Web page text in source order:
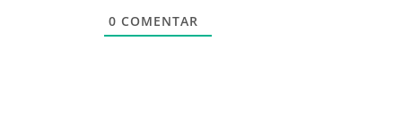
0 COMENTAR